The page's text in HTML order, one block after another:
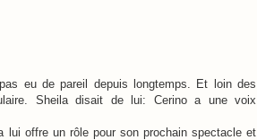
eu de pareil depuis longtemps. Et loin des
Sheila disait de lui: Cerino a une voix
lui offre un rôle pour son prochain spectacle et